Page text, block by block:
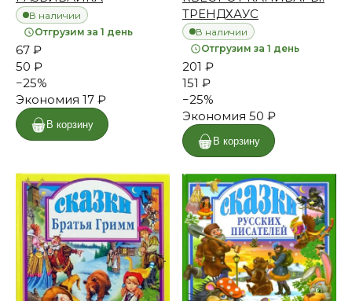
В наличии
Отгрузим за 1 день
67 ₽
50 ₽
−25%
Экономия 17 ₽
В корзину
ТРЕНДХАУС
В наличии
Отгрузим за 1 день
201 ₽
151 ₽
−25%
Экономия 50 ₽
В корзину